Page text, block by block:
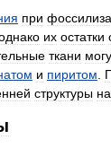
при
их остатки
ткани
и пиритом
структуры